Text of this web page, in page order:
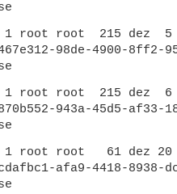
root root 215 dez 5
98de-4900-8ff2-
root root 215 dez 6
943a-45d5-af33-
root root 61 dez 20
afa9-4418-8938-